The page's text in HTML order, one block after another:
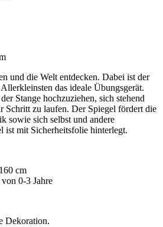
und die Welt entdecken. Dabei ist der
das ideale Übungsgerät.
Stange hochzuziehen, sich stehend
Schritt zu laufen. Der Spiegel fördert die
sowie sich selbst und andere
ist mit Sicherheitsfolie hinterlegt.
cm
0-3 Jahre
Dekoration.